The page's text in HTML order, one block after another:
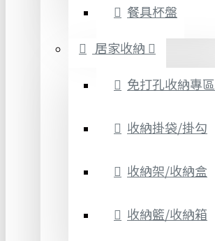
餐具杯盤
居家收納
免打孔收納專區
收納掛袋/掛勾
收納架/收納盒
收納籃/收納箱